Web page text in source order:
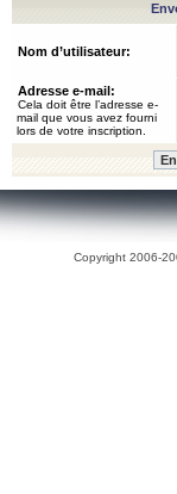
Nom d’utilisateur:
Adresse e-mail:
Cela doit être l’adresse e-
mail que vous avez fourni
lors de votre inscription.
Copyright 2006-